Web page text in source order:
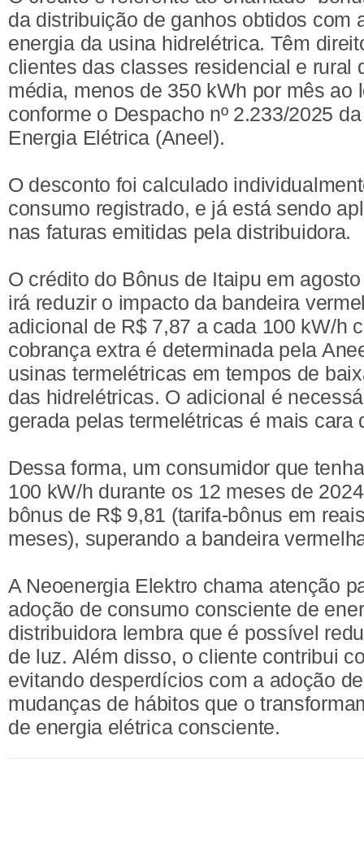
da distribuição de ganhos obtidos com
energia da usina hidrelétrica. Têm
clientes das classes residencial e rural
média, menos de 350 kWh por mês ao
conforme o Despacho nº 2.233/2025
Energia Elétrica (Aneel).
O desconto foi calculado
consumo registrado, e já está sendo
nas faturas emitidas pela distribuidora.
O crédito do Bônus de Itaipu em
irá reduzir o impacto da bandeira
adicional de R$ 7,87 a cada 100 kW/h
cobrança extra é determinada pela
usinas termelétricas em tempos de
das hidrelétricas. O adicional é
gerada pelas termelétricas é mais cara
Dessa forma, um consumidor que
100 kW/h durante os 12 meses de
bônus de R$ 9,81 (tarifa-bônus em
meses), superando a bandeira
A Neoenergia Elektro chama atenção
adoção de consumo consciente de
distribuidora lembra que é possível
de luz. Além disso, o cliente contribui
evitando desperdícios com a adoção
mudanças de hábitos que o
de energia elétrica consciente.